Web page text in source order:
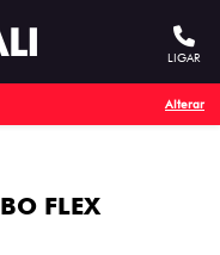
LIGAR
Alterar
FLEX